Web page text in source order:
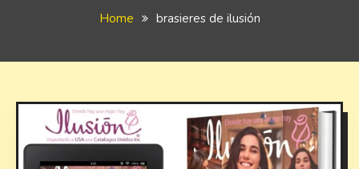
Home brasieres de ilusión